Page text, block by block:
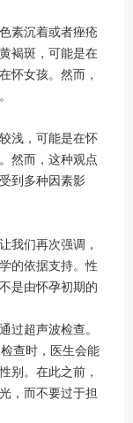
素沉着或者痤疮
褐斑，可能是在
怀女孩。然而，
浅，可能是在怀
然而，这种观点
到多种因素影
们再次强调，
的依据支持。性
是由怀孕初期的
过超声波检查。
查时，医生会能
别。在此之前，
，而不要过于担